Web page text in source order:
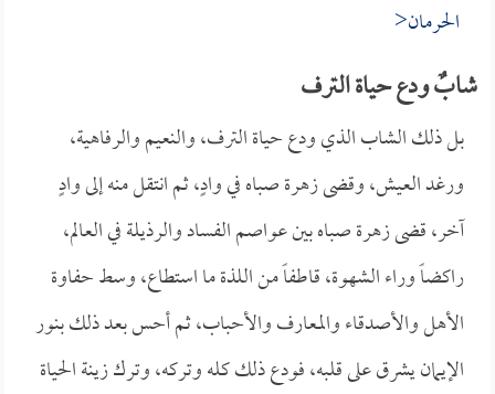
الحرمان<
شابٌ ودع حياة الترف
بل ذلك الشاب الذي ودع حياة الترف، والنعيم والرفاهية،
ورغد العيش، وقضى زهرة صباه في وادٍ، ثم انتقل منه إلى وادٍ
آخر، قضى زهرة صباه بين عواصم الفساد والرذيلة في العالم،
راكضاً وراء الشهوة، قاطفاً من اللذة ما استطاع، وسط حفاوة
الأهل والأصدقاء والمعارف والأحباب، ثم أحس بعد ذلك بنور
الإيمان يشرق على قلبه، فودع ذلك كله وتركه، وترك زينة الحياة